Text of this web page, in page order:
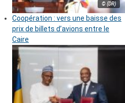
© (DR)
Coopération : vers une baisse des
prix de billets d’avions entre le
Caire